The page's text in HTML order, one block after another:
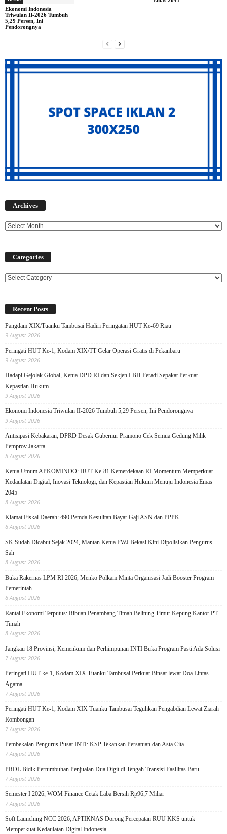
Ekonomi Indonesia
Triwulan II-2026 Tumbuh
5,29 Persen, Ini
Pendorongnya
Archives
Categories
Categories
Recent Posts
Pangdam XIX/Tuanku Tambusai Hadiri Peringatan HUT Ke-69 Riau
9 August 2026
Peringati HUT Ke-1, Kodam XIX/TT Gelar Operasi Gratis di Pekanbaru
9 August 2026
Hadapi Gejolak Global, Ketua DPD RI dan Sekjen LBH Feradi Sepakat Perkuat
Kepastian Hukum
9 August 2026
Ekonomi Indonesia Triwulan II-2026 Tumbuh 5,29 Persen, Ini Pendorongnya
9 August 2026
Antisipasi Kebakaran, DPRD Desak Gubernur Pramono Cek Semua Gedung Milik
Pemprov Jakarta
8 August 2026
Ketua Umum APKOMINDO: HUT Ke-81 Kemerdekaan RI Momentum Memperkuat
Kedaulatan Digital, Inovasi Teknologi, dan Kepastian Hukum Menuju Indonesia Emas
2045
8 August 2026
Kiamat Fiskal Daerah: 490 Pemda Kesulitan Bayar Gaji ASN dan PPPK
8 August 2026
SK Sudah Dicabut Sejak 2024, Mantan Ketua FWJ Bekasi Kini Dipolisikan Pengurus
Sah
8 August 2026
Buka Rakernas LPM RI 2026, Menko Polkam Minta Organisasi Jadi Booster Program
Pemerintah
8 August 2026
Rantai Ekonomi Terputus: Ribuan Penambang Timah Belitung Timur Kepung Kantor PT
Timah
8 August 2026
Jangkau 18 Provinsi, Kemenkum dan Perhimpunan INTI Buka Program Pasti Ada Solusi
7 August 2026
Peringati HUT ke-1, Kodam XIX Tuanku Tambusai Perkuat Binsat lewat Doa Lintas
Agama
7 August 2026
Peringati HUT Ke-1, Kodam XIX Tuanku Tambusai Teguhkan Pengabdian Lewat Ziarah
Rombongan
7 August 2026
Pembekalan Pengurus Pusat INTI: KSP Tekankan Persatuan dan Asta Cita
7 August 2026
PRDL Bidik Pertumbuhan Penjualan Dua Digit di Tengah Transisi Fasilitas Baru
7 August 2026
Semester I 2026, WOM Finance Cetak Laba Bersih Rp96,7 Miliar
7 August 2026
Soft Launching NCC 2026, APTIKNAS Dorong Percepatan RUU KKS untuk
Memperkuat Kedaulatan Digital Indonesia